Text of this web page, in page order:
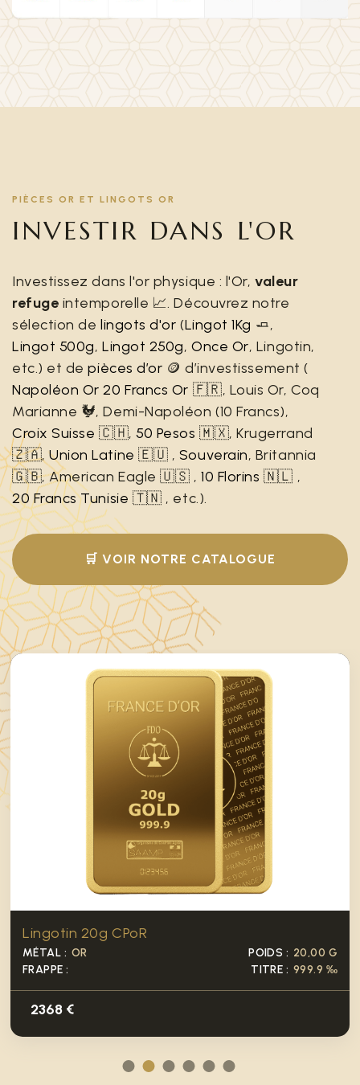
PIÈCES OR ET LINGOTS OR
INVESTIR DANS L'OR
Investissez dans l'or physique : l'Or,valeur
refuge intemporelle 📈. Découvrez notre
sélection delingots d'or (Lingot 1Kg 🧈,
Lingot 500g,Lingot 250g,Once Or, Lingotin,
etc.) et depièces d’or 🪙 d’investissement (
Napoléon Or 20 Francs Or 🇫🇷, Louis Or, Coq
Marianne 🐓, Demi-Napoléon (10 Francs),
Croix Suisse 🇨🇭,50 Pesos 🇲🇽, Krugerrand
🇿🇦,Union Latine 🇪🇺 , Souverain, Britannia
🇬🇧, American Eagle 🇺🇸 , 10 Florins 🇳🇱 ,
20 Francs Tunisie 🇹🇳 , etc.).
🛒 VOIR NOTRE CATALOGUE
Lingotin once CPoR
MÉTAL : OR POIDS :
31,105G
FRAPPE :
TITRE : 999%
3682.24 €